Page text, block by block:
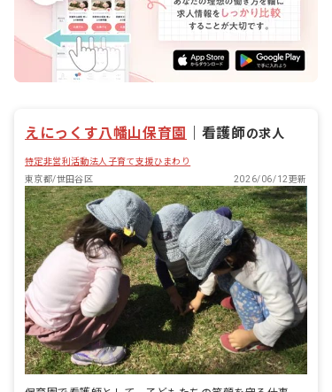
えにっくす八幡山保育園 看護師の求人
特定非営利活動法人子育て支援ひまわり
東京都/世田谷区
2026/06/12更新